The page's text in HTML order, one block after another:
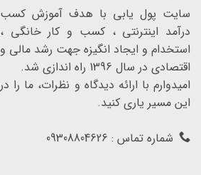
سایت پول یابی با هدف آموزش کسب
درآمد اینترنتی ، کسب و کار خانگی ،
استخدام و ایجاد انگیزه جهت رشد مالی و
اقتصادی در سال 1396 راه اندازی شد.
امیدوارم با ارائه دیدگاه و نظرات، ما را در
این مسیر یاری کنید.
شماره تماس : 09308804626